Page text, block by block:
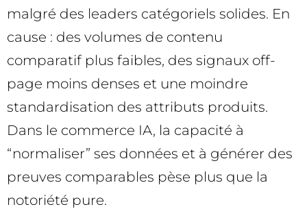
malgré des leaders catégoriels solides. En
cause : des volumes de contenu
comparatif plus faibles, des signaux off-
page moins denses et une moindre
standardisation des attributs produits.
Dans le commerce IA, la capacité à
“normaliser” ses données et à générer des
preuves comparables pèse plus que la
notoriété pure.